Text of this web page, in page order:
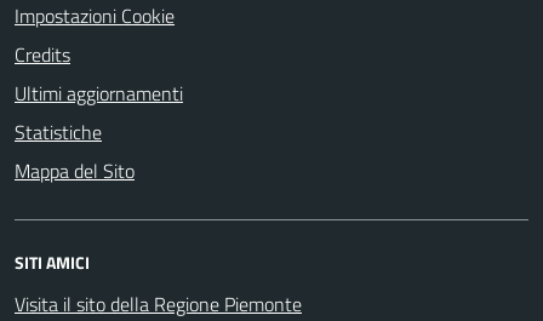
Impostazioni Cookie
Credits
Ultimi aggiornamenti
Statistiche
Mappa del Sito
SITI AMICI
Visita il sito della Regione Piemonte